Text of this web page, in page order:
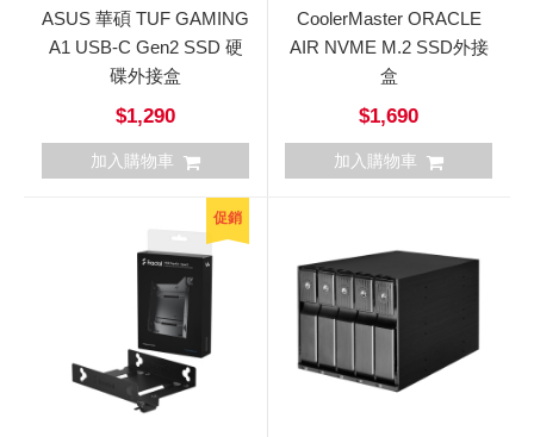
ASUS 華碩 TUF GAMING
A1 USB-C Gen2 SSD 硬
碟外接盒
$1,290
加入購物車
CoolerMaster ORACLE
AIR NVME M.2 SSD外接
盒
$1,690
加入購物車
促銷